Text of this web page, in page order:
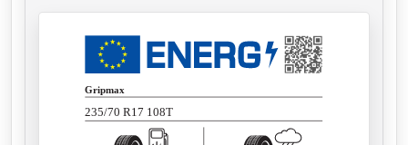
Gripmax
235/70 R17 108T